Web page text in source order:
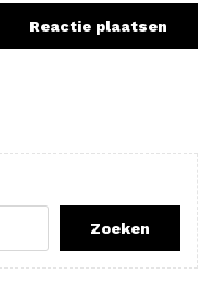
Zoeken